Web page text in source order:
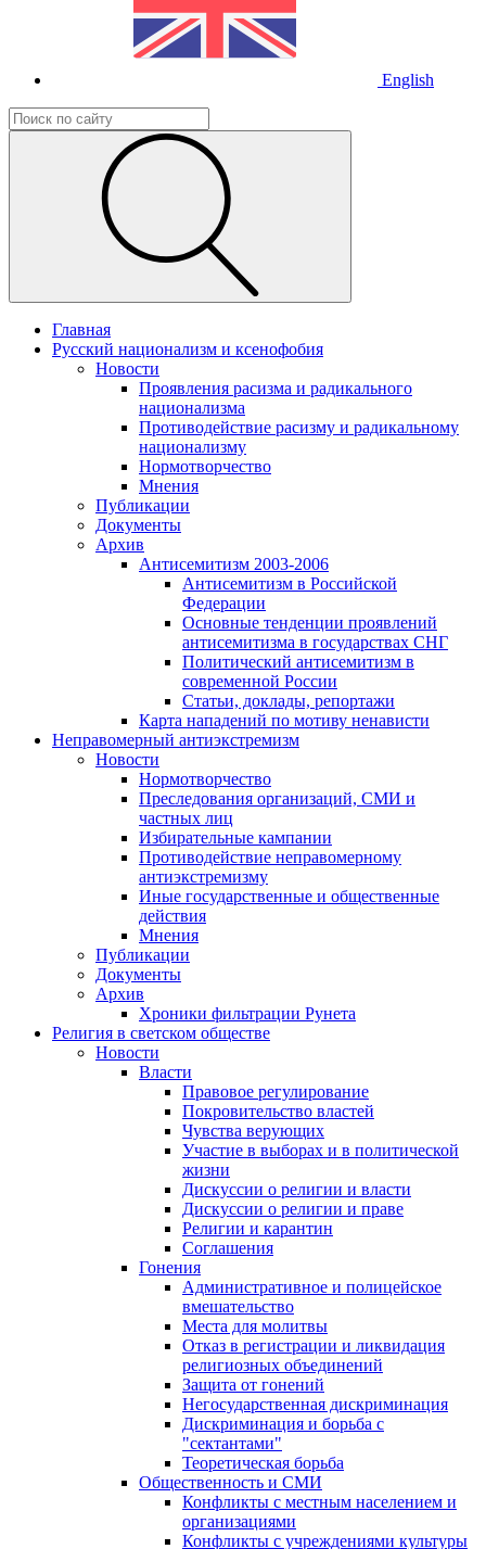
English
Главная
Русский национализм и ксенофобия
Новости
Проявления расизма и радикального
национализма
Противодействие расизму и радикальному
национализму
Нормотворчество
Мнения
Публикации
Документы
Архив
Антисемитизм 2003-2006
Антисемитизм в Российской
Федерации
Основные тенденции проявлений
антисемитизма в государствах СНГ
Политический антисемитизм в
современной России
Статьи, доклады, репортажи
Карта нападений по мотиву ненависти
Неправомерный антиэкстремизм
Новости
Нормотворчество
Преследования организаций, СМИ и
частных лиц
Избирательные кампании
Противодействие неправомерному
антиэкстремизму
Иные государственные и общественные
действия
Мнения
Публикации
Документы
Архив
Хроники фильтрации Рунета
Религия в светском обществе
Новости
Власти
Правовое регулирование
Покровительство властей
Чувства верующих
Участие в выборах и в политической
жизни
Дискуссии о религии и власти
Дискуссии о религии и праве
Религии и карантин
Соглашения
Гонения
Административное и полицейское
вмешательство
Места для молитвы
Отказ в регистрации и ликвидация
религиозных объединений
Защита от гонений
Негосударственная дискриминация
Дискриминация и борьба с
"сектантами"
Теоретическая борьба
Общественность и СМИ
Конфликты с местным населением и
организациями
Конфликты с учреждениями культуры